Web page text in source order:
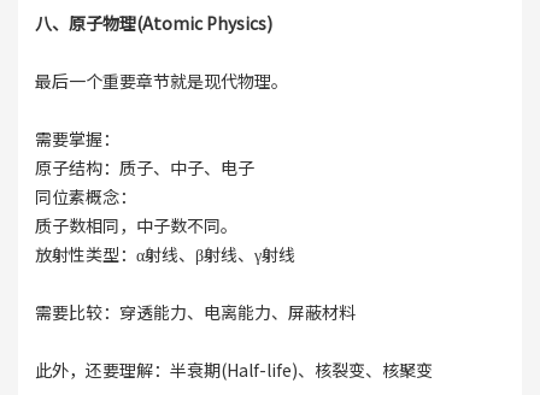
八、原子物理(Atomic Physics)
最后一个重要章节就是现代物理。
需要掌握：
原子结构：质子、中子、电子
同位素概念：
质子数相同，中子数不同。
放射性类型：α射线、β射线、γ射线
需要比较：穿透能力、电离能力、屏蔽材料
此外，还要理解：半衰期(Half-life)、核裂变、核聚变